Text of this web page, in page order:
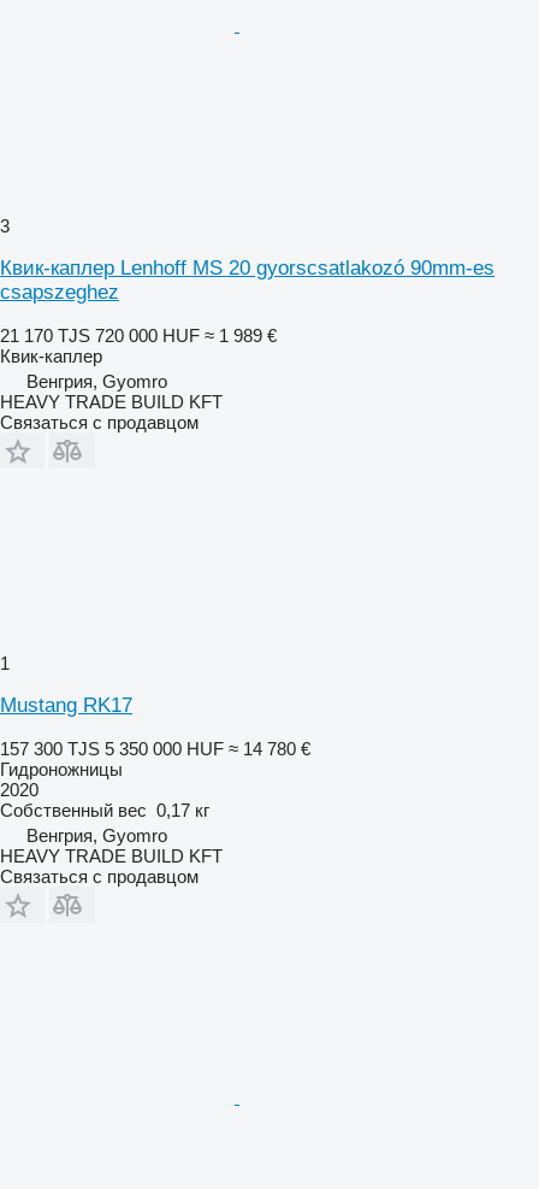
3
Квик-каплер Lenhoff MS 20 gyorscsatlakozó 90mm-es
csapszeghez
21 170 TJS 720 000 HUF ≈ 1 989 €
Квик-каплер
Венгрия, Gyomro
HEAVY TRADE BUILD KFT
Связаться с продавцом
1
Mustang RK17
157 300 TJS 5 350 000 HUF ≈ 14 780 €
Гидроножницы
2020
Собственный вес 0,17 кг
Венгрия, Gyomro
HEAVY TRADE BUILD KFT
Связаться с продавцом